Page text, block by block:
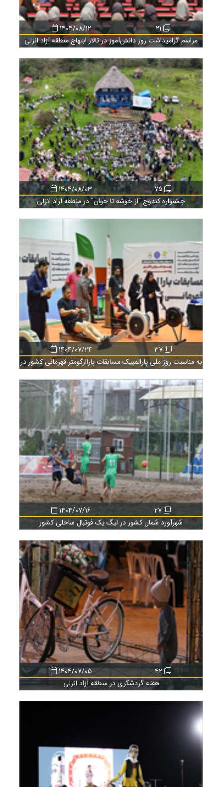
1404/08/12
مراسم گرامیداشت روز دانش‌آموز در تالار ابتهاج منطقه آزاد انزلی
75
1404/08/03
جشنواره کندوج "از خوشه تا خوان" در منطقه آزاد انزلی
37
1404/07/24
به مناسبت روز ملی پارالمپیک مسابقات پاراارگومتر قهرمانی کشور در
منطقه آزاد انزلی
1404/07/16
شهرآورد شمال کشور در لیگ یک فوتبال ساحلی کشور
42
1404/07/05
هفته گردشگری در منطقه آزاد انزلی